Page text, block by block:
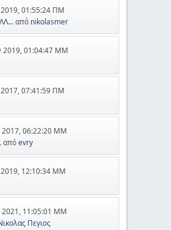
01:55:24 ΠΜ
από nikolasmer
2019, 01:04:47 ΜΜ
07:41:59 ΠΜ
2017, 06:22:20 ΜΜ
απόevry
2019, 12:10:34 ΜΜ
2021, 11:05:01 ΜΜ
Πεγιος